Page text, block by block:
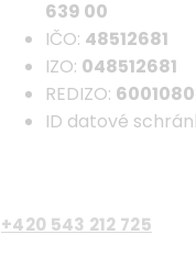
639 00
IČO: 48512681
IZO: 048512681
REDIZO:
ID datové
+420 543 212 725